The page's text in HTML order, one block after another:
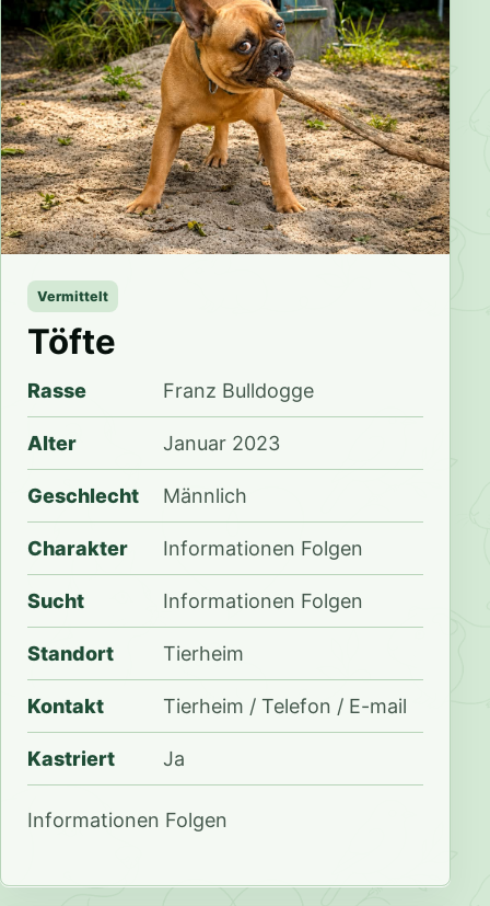
Vermittelt
Töfte
Rasse Franz Bulldogge
Alter Januar 2023
Geschlecht Männlich
Charakter Informationen Folgen
Sucht Informationen Folgen
Standort Tierheim
Kontakt Tierheim / Telefon / E-mail
Kastriert Ja
Informationen Folgen